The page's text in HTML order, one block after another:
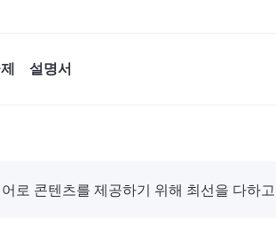
설명서
로 콘텐츠를 제공하기 위해 최선을 다하